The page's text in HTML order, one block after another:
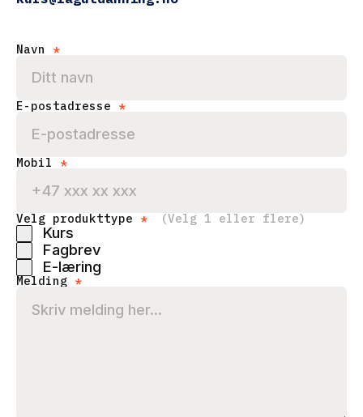
Navn *
E-postadresse *
Mobil *
Velg produkttype * (Velg 1 eller flere)
Kurs
Fagbrev
E-læring
Melding *